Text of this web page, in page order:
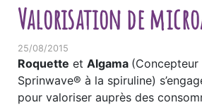
Valorisation de
25/08/2015
Roquette et Algama
Sprinwave® à la spiruline)
pour valoriser auprès des